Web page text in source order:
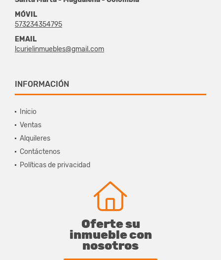
MÓVIL
573234354795
EMAIL
lcurielinmuebles@gmail.com
INFORMACIÓN
Inicio
Ventas
Alquileres
Contáctenos
Políticas de privacidad
Oferte su
inmueble con
nosotros